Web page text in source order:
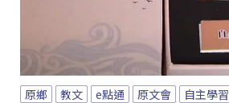
原鄉 教文 e點通 原文會 自主學習